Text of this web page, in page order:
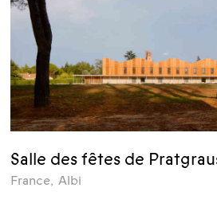
Salle des fêtes de
France, Albi